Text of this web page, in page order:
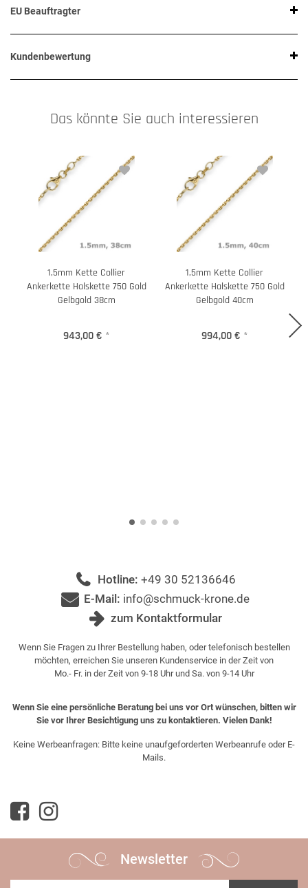
EU Beauftragter
Kundenbewertung
Das könnte Sie auch interessieren
1,5mm Kette Collier
Ankerkette Halskette 750 Gold
Gelbgold 38cm
943,00 € *
1,5mm Kette Collier
Ankerkette Halskette 750 Gold
Gelbgold 40cm
994,00 € *
Hotline: +49 30 52136646
E-Mail: info@schmuck-krone.de
zum Kontaktformular
Wenn Sie Fragen zu Ihrer Bestellung haben, oder telefonisch bestellen
möchten, erreichen Sie unseren Kundenservice in der Zeit von
Mo.- Fr. in der Zeit von 9-18 Uhr und Sa. von 9-14 Uhr
Wenn Sie eine persönliche Beratung bei uns vor Ort wünschen, bitten wir
Sie vor Ihrer Besichtigung uns zu kontaktieren. Vielen Dank!
Keine Werbeanfragen: Bitte keine unaufgeforderten Werbeanrufe oder E-
Mails.
Newsletter